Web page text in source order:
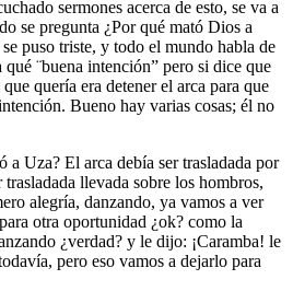
sermones acerca de esto, se va a
se pregunta ¿Por qué mató Dios a
puso triste, y todo el mundo habla de
¨buena intención” pero si dice que
quería era detener el arca para que
Bueno hay varias cosas; él no
a Uza? El arca debía ser trasladada por
trasladada llevada sobre los hombros,
alegría, danzando, ya vamos a ver
otra oportunidad ¿ok? como la
¿verdad? y le dijo: ¡Caramba! le
pero eso vamos a dejarlo para